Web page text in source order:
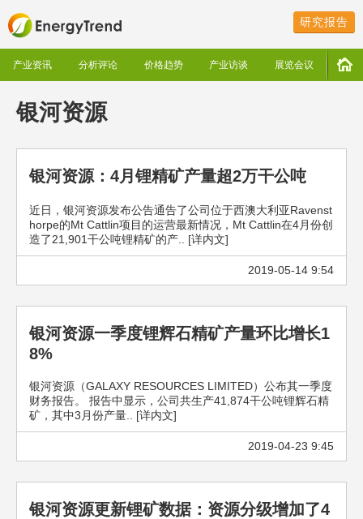
研究报告
产业资讯 分析评论 价格趋势 产业访谈 展览会议
银河资源
银河资源：4月锂精矿产量超2万干公吨
近日，银河资源发布公告通告了公司位于西澳大利亚Ravenst
horpe的Mt Cattlin项目的运营最新情况，Mt Cattlin在4月份创
造了21,901干公吨锂精矿的产.. [详内文]
2019-05-14 9:54
银河资源一季度锂辉石精矿产量环比增长1
8%
银河资源（GALAXY RESOURCES LIMITED）公布其一季度
财务报告。 报告中显示，公司共生产41,874干公吨锂辉石精
矿，其中3月份产量.. [详内文]
2019-04-23 9:45
银河资源更新锂矿数据：资源分级增加了4